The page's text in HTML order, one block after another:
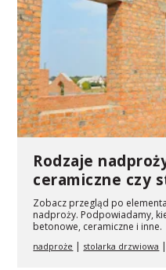
Rodzaje
ceramiczne czy
Zobacz przegląd po
nadproży. Podpowiadamy,
betonowe, ceramiczne i inne.
nadproże | stolarka drzwiowa |